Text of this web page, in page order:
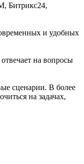
Битрикс24,
и удобных
на вопросы
сценарии. В более
на задачах,